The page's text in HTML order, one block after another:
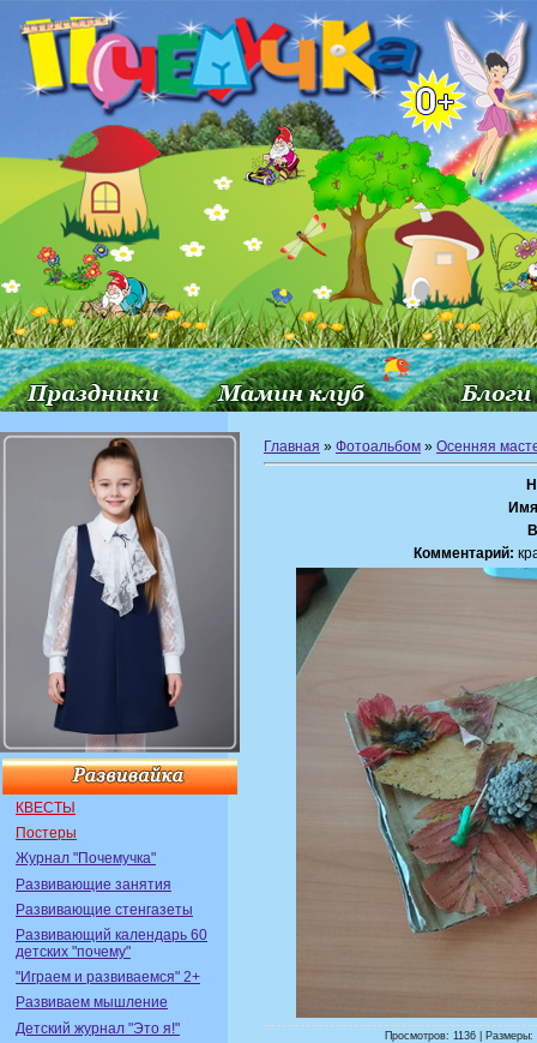
КВЕСТЫ
Постеры
Журнал "Почемучка"
Развивающие занятия
Развивающие стенгазеты
Развивающий календарь 60
детских "почему"
"Играем и развиваемся" 2+
Развиваем мышление
Детский журнал "Это я!"
Главная » Фотоальбом » Осенняя
Комментарий:
Просмотров: 1136 |